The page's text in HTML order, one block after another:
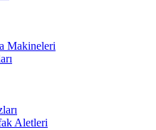
Makineleri
Aletleri